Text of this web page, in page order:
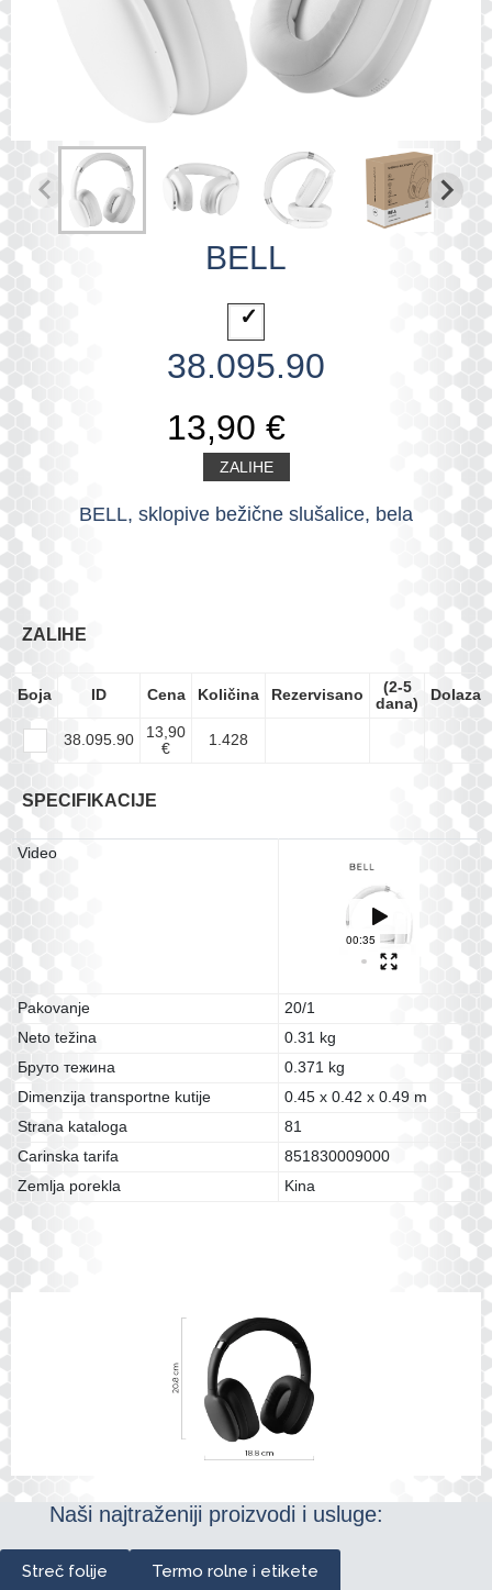
BELL
38.095.90
13,90 €
ZALIHE
BELL, sklopive bežične slušalice, bela
ZALIHE
Боја ID Cena Količina Rezervisano
(2-5
dana)
Dolazak
38.095.90
13,90
€
1.428
SPECIFIKACIJE
Video
Pakovanje
20/1
Neto težina
0.31 kg
Бруто тежина
0.371 kg
Dimenzija transportne kutije
0.45 x 0.42 x 0.49 m
Strana kataloga
81
Carinska tarifa
851830009000
Zemlja porekla
Kina
Naši najtraženiji proizvodi i usluge:
Streč folije Termo rolne i etikete